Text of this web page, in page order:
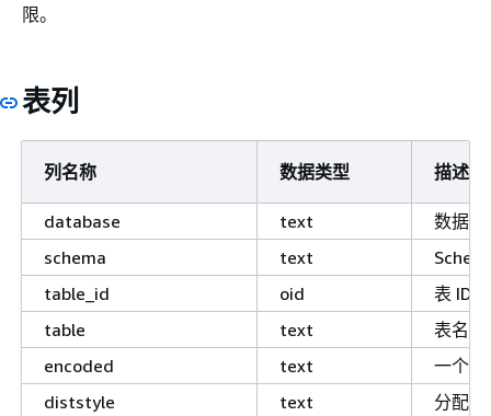
限。
表列
列名称 数据类型 描述
database text
数据
schema
text
table_id
oid
表 ID。
table
text
表名称
encoded
text
一个
diststyle
text
分配